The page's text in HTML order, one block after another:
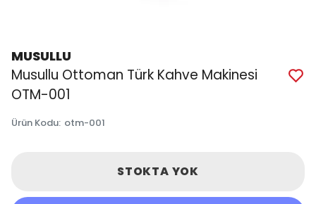
MUSULLU
Musullu Ottoman Türk Kahve Makinesi
OTM-001
Ürün Kodu: otm-001
STOKTA YOK